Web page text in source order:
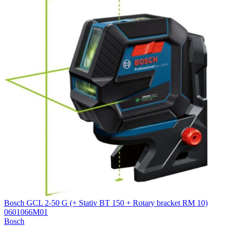
Bosch GCL 2-50 G (+ Stativ BT 150 + Rotary bracket RM 10)
0601066M01
Bosch